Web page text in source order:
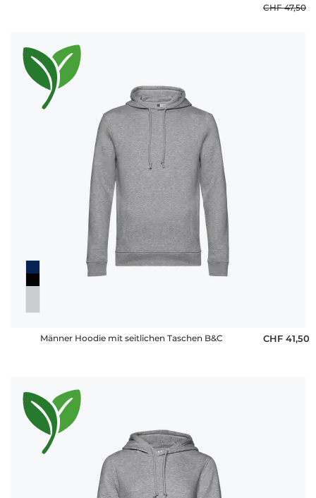
CHF 47,50
Männer Hoodie mit seitlichen Taschen B&C CHF 41,50